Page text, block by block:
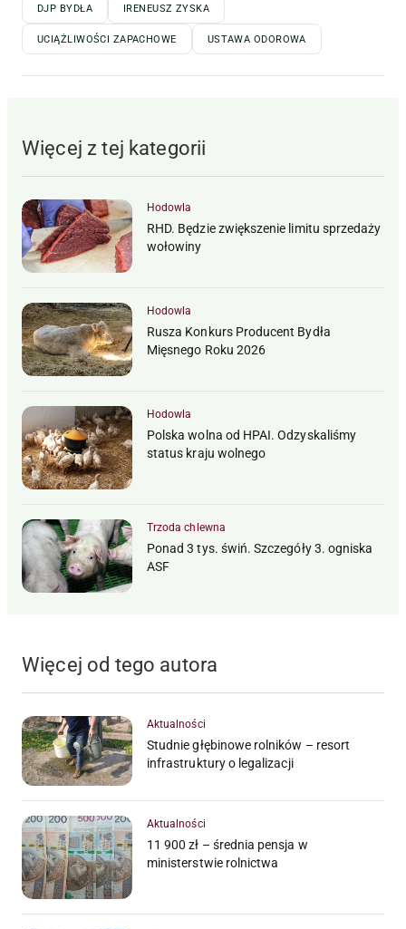
DJP BYDŁA IRENEUSZ ZYSKA
UCIĄŻLIWOŚCI ZAPACHOWE USTAWA ODOROWA
Więcej z tej kategorii
Hodowla
RHD. Będzie zwiększenie limitu sprzedaży
wołowiny
Hodowla
Rusza Konkurs Producent Bydła
Mięsnego Roku 2026
Hodowla
Polska wolna od HPAI. Odzyskaliśmy
status kraju wolnego
Trzoda chlewna
Ponad 3 tys. świń. Szczegóły 3. ogniska
ASF
Więcej od tego autora
Aktualności
Studnie głębinowe rolników – resort
infrastruktury o legalizacji
Aktualności
11 900 zł – średnia pensja w
ministerstwie rolnictwa